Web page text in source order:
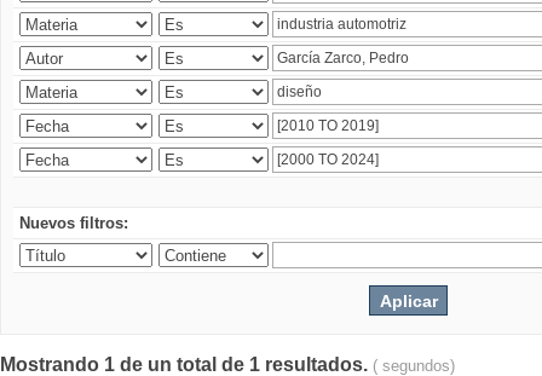
Nuevos filtros:
Mostrando 1 de un total de 1 resultados. ( segundos)